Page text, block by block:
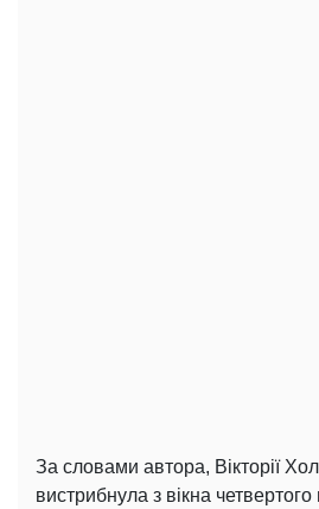
За словами автора, Вікторії
вистрибнула з вікна